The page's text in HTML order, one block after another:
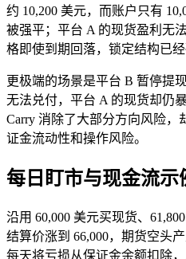
约 10,200 美元，而账户只有
被强平；平台 A 的现货盈利无
格即使到期回落，锁定结构已经
更极端的场景是平台 B 暂停提
无法兑付，平台 A 的现货却仍
Carry 消除了大部分方向风险
证金流动性和操作风险。
每日盯市与现金流示
沿用 60,000 美元买现货、
结算价涨到 66,000，期货空头
每天将亏损从保证金余额扣除